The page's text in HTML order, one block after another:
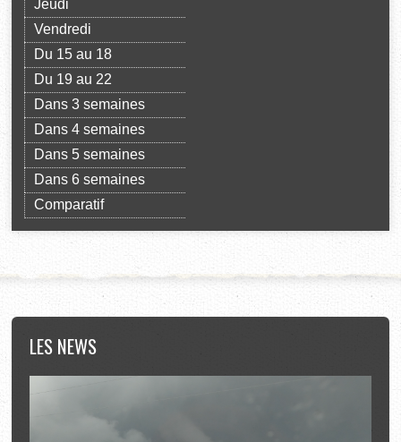
Jeudi
Vendredi
Du 15 au 18
Du 19 au 22
Dans 3 semaines
Dans 4 semaines
Dans 5 semaines
Dans 6 semaines
Comparatif
LESNEWS